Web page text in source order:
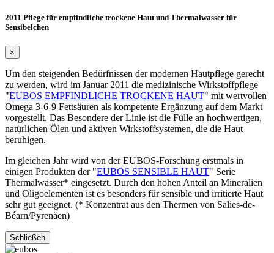
2011 Pflege für empfindliche trockene Haut und Thermalwasser für
Sensibelchen
×
Um den steigenden Bedürfnissen der modernen Hautpflege gerecht
zu werden, wird im Januar 2011 die medizinische Wirkstoffpflege
"EUBOS EMPFINDLICHE TROCKENE HAUT" mit wertvollen
Omega 3-6-9 Fettsäuren als kompetente Ergänzung auf dem Markt
vorgestellt. Das Besondere der Linie ist die Fülle an hochwertigen,
natürlichen Ölen und aktiven Wirkstoffsystemen, die die Haut
beruhigen.
Im gleichen Jahr wird von der EUBOS-Forschung erstmals in
einigen Produkten der "EUBOS SENSIBLE HAUT" Serie
Thermalwasser* eingesetzt. Durch den hohen Anteil an Mineralien
und Oligoelementen ist es besonders für sensible und irritierte Haut
sehr gut geeignet. (* Konzentrat aus den Thermen von Salies-de-
Béarn/Pyrenäen)
Schließen